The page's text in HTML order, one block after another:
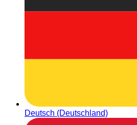
Deutsch (Deutschland)